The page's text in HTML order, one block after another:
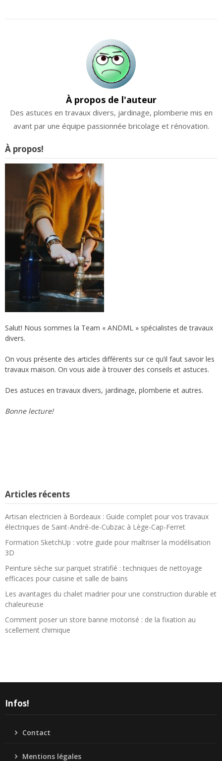
À propos de l'auteur
Des astuces en travaux divers, jardinage, plomberie mis en
avant par une équipe passionnée bricolage et rénovation.
À propos!
Salut! Nous sommes la Team « ANDML » spécialistes de travaux
divers.
On vous présente des articles différents sur ce qu’il faut savoir les
travaux maison. On vous aide à trouver des conseils et astuces.
Des astuces en travaux divers, jardinage, plomberie et autres.
Bonne lecture!
Articles récents
Artisan electricien à Bordeaux : Guide complet pour vos travaux
électriques de Saint-André-de-Cubzac à Lège-Cap-Ferret
Formation SketchUp : votre guide pour maîtriser la modélisation
3D
Peinture sèche sur parquet stratifié : techniques de nettoyage
efficaces pour cuisine et salle de bains
Les avantages du chalet madrier pour une construction durable et
chaleureuse
Comment poser un store banne motorisé : de la fixation au
scellement chimique
Infos!
Contact
Mentions légales